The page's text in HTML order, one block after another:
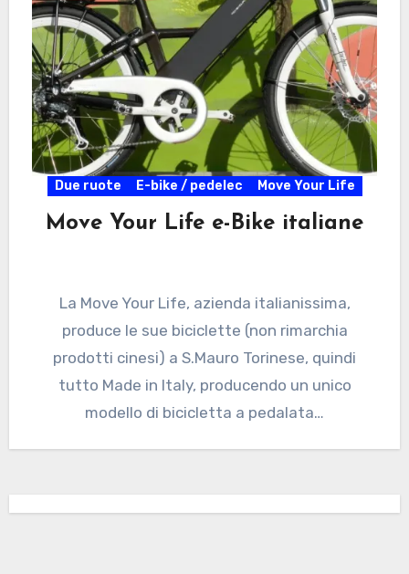
Due ruote E-bike / pedelec Move Your Life
Move Your Life e-Bike italiane
La Move Your Life, azienda italianissima,
produce le sue biciclette (non rimarchia
prodotti cinesi) a S.Mauro Torinese, quindi
tutto Made in Italy, producendo un unico
modello di bicicletta a pedalata…